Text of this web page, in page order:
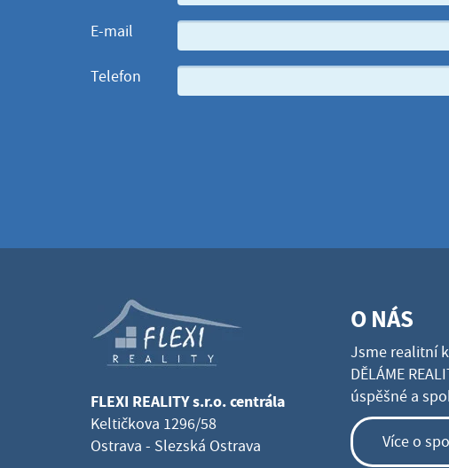
E-mail
Telefon
FLEXI REALITY s.r.o. centrála
Keltičkova 1296/58
Ostrava - Slezská Ostrava
O NÁS
Jsme realitní
DĚLÁME
úspěšné a
Více o